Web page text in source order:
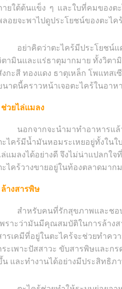
ายใต้ต้นแข็ง ๆ และใบที่คมของต
ลอยจะพาไปดูประโยชน์ของตะไ
ย่าคิดว่าตะไคร้มีประโยชน์แค่ใ
ตามินและแร่ธาตุมากมาย ทั้งวิตา
งกะสี ทองแดง ธาตุเหล็ก โพแทส
นาดนี้คราวหน้าเจอตะไคร้ในอาห
วยไล่แมลง
อกจากจะนำมาทำอาหารแล้ว ต
ะไคร้มีน้ำมันหอมระเหยอยู่ทั้งใน
ล่แมลงได้อย่างดี จึงไม่น่าแปลกใ
ะไคร้วางขายอยู่ในท้องตลาดมา
างสารพิษ
ำหรับคนที่รักสุขภาพและชอบล้า
พราะว่ามันมีคุณสมบัติในการล้าง
ารเคมีที่อยู่ในตะไคร้จะช่วยทำคว
ระเพาะปัสสาวะ ขับสารพิษและก
น และทำงานได้อย่างมีประสิทธิภ